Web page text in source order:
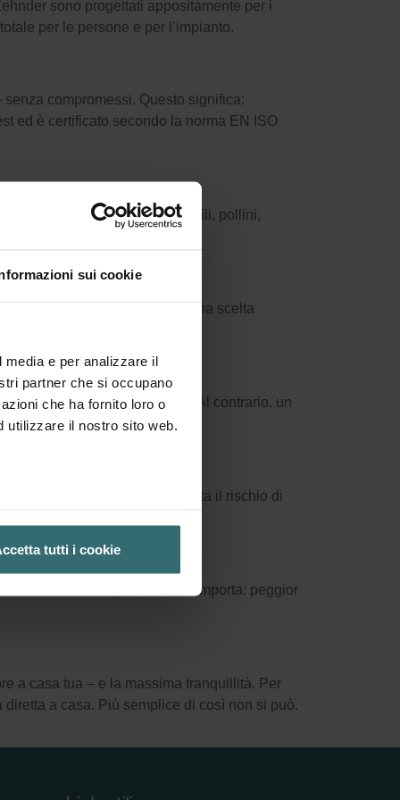
sui cookie
e per analizzare il
partner che si occupano
che ha fornito loro o
utilizzare il nostro sito web.
tutti i cookie
sono progettati appositamente per i
per le persone e per l’impianto.
compromessi. Questo significa:
ed è certificato secondo la norma EN ISO
in modo affidabile polveri sottili, pollini,
danneggiarlo.
e minori emissioni di CO₂ – una scelta
fronte di prestazioni elevate. Al contrario, un
o soluzioni artigianali comporta il rischio di
di bassa qualità. Ciò comporta: peggior
a casa tua – e la massima tranquillità. Per
a casa. Più semplice di così non si può.